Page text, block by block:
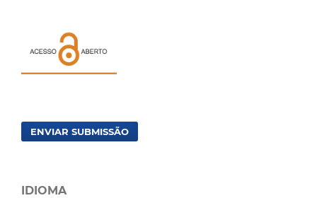
ENVIAR SUBMISSÃO
IDIOMA